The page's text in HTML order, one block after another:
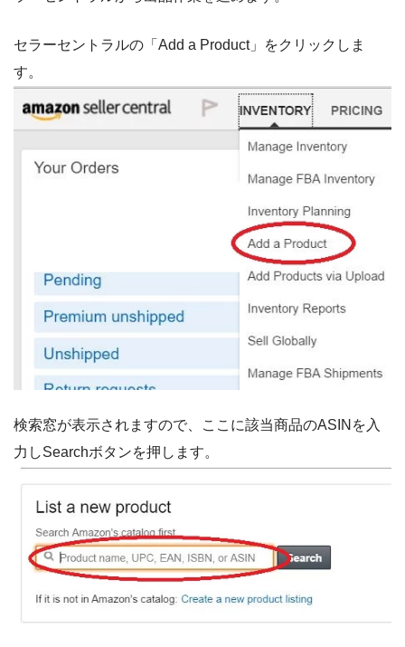
セラーセントラルの「Add a Product」をクリックしま
す。
検索窓が表示されますので、ここに該当商品のASINを入
力しSearchボタンを押します。